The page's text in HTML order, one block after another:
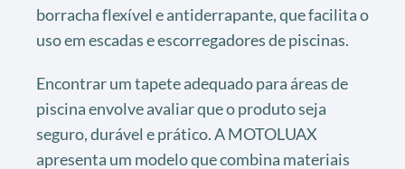
borracha flexível e antiderrapante, que facilita o
uso em escadas e escorregadores de piscinas.
Encontrar um tapete adequado para áreas de
piscina envolve avaliar que o produto seja
seguro, durável e prático. A MOTOLUAX
apresenta um modelo que combina materiais